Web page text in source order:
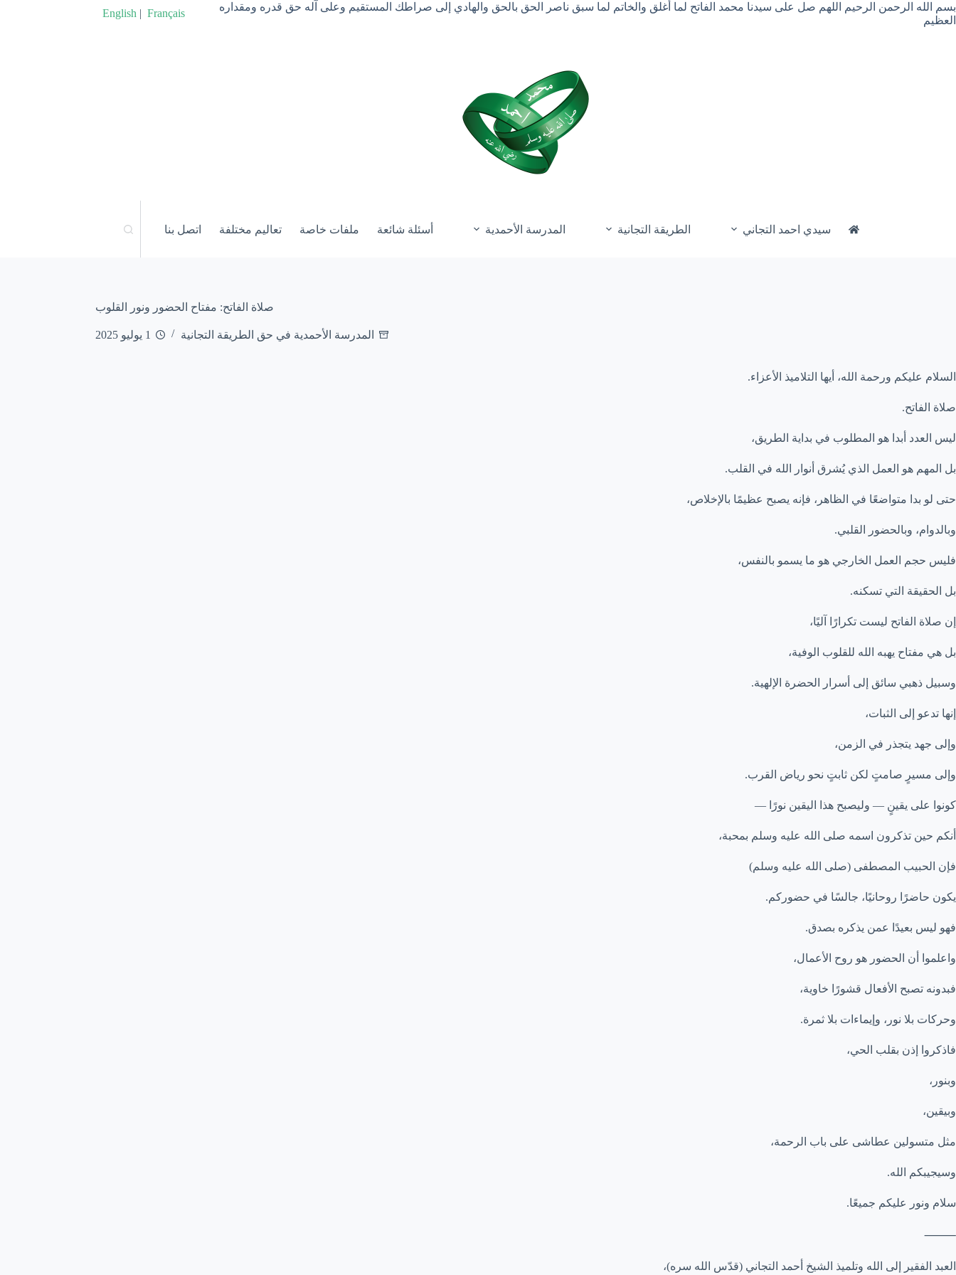
التجاوز
إلى
بسم الله الرحمن الرحيم اللهم صل على سيدنا محمد الفاتح لما أغلق والخاتم لما سبق ناصر الحق بالحق والهادي إلى صراطك المستقيم وعلى آله حق قدره ومقداره
العظيم
English |Français
سيدي احمد التجاني الطريقة التجانية المدرسة الأحمدية أسئلة شائعة ملفات خاصة تعاليم مختلفة اتصل بنا
صلاة الفاتح: مفتاح الحضور ونور القلوب
المدرسة الأحمدية في حق الطريقة التجانية 1 يوليو 2025
السلام عليكم ورحمة الله، أيها التلاميذ الأعزاء.
صلاة الفاتح.
ليس العدد أبدا هو المطلوب في بداية الطريق،
بل المهم هو العمل الذي يُشرق أنوار الله في القلب.
حتى لو بدا متواضعًا في الظاهر، فإنه يصبح عظيمًا بالإخلاص،
وبالدوام، وبالحضور القلبي.
فليس حجم العمل الخارجي هو ما يسمو بالنفس،
بل الحقيقة التي تسكنه.
إن صلاة الفاتح ليست تكرارًا آليًا،
بل هي مفتاح يهبه الله للقلوب الوفية،
وسبيل ذهبي سائق إلى أسرار الحضرة الإلهية.
إنها تدعو إلى الثبات،
وإلى جهد يتجذر في الزمن،
وإلى مسيرٍ صامتٍ لكن ثابتٍ نحو رياض القرب.
كونوا على يقينٍ — وليصبح هذا اليقين نورًا —
أنكم حين تذكرون اسمه صلى الله عليه وسلم بمحبة،
فإن الحبيب المصطفى (صلى الله عليه وسلم)
يكون حاضرًا روحانيًا، جالسًا في حضوركم.
فهو ليس بعيدًا عمن يذكره بصدق.
واعلموا أن الحضور هو روح الأعمال،
فبدونه تصبح الأفعال قشورًا خاوية،
وحركات بلا نور، وإيماءات بلا ثمرة.
فاذكروا إذن بقلب الحي،
وبنور،
وبيقين،
مثل متسولين عطاشى على باب الرحمة،
وسيجيبكم الله.
سلام ونور عليكم جميعًا.
⸻
العبد الفقير إلى الله وتلميذ الشيخ أحمد التجاني (قدّس الله سره)،